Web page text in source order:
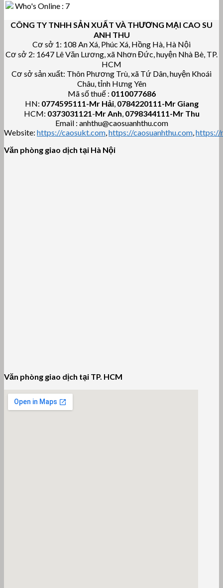
Who's Online : 7
CÔNG TY TNHH SẢN XUẤT VÀ THƯƠNG MẠI CAO SU
ANH THU
Cơ sở 1: 108 An Xá, Phúc Xá, Hồng Hà, Hà Nội
Cơ sở 2: 1647 Lê Văn Lương, xã Nhơn Đức, huyện Nhà Bè, TP.
HCM
Cơ sở sản xuất: Thôn Phương Trù, xã Tứ Dân, huyện Khoái
Châu, tỉnh Hưng Yên
Mã số thuế : 0110077686
HN: 0774595111-Mr Hải, 0784220111-Mr Giang
HCM: 0373031121-Mr Anh, 0798344111-Mr Thu
Email : anhthu@caosuanhthu.com
Website: https://caosukt.com,https://caosuanhthu.com,https://
Văn phòng giao dịch tại Hà Nội
Văn phòng giao dịch tại TP. HCM